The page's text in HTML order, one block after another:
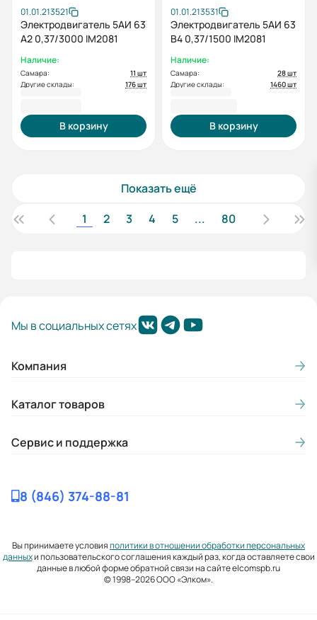
01.01.213521
Электродвигатель 5АИ 63
А2 0,37/3000 IM2081
Наличие:
Самара:
11 шт
Другие склады:
176 шт
В корзину
01.01.213531
Электродвигатель 5АИ 63
В4 0,37/1500 IM2081
Наличие:
Самара:
28 шт
Другие склады:
1460 шт
В корзину
Показать ещё
1
2 3 4 5 ... 80
Мы в социальных сетях
Компания
Каталог товаров
Сервис и поддержка
8 (846) 374-88-81
Вы принимаете условияполитики в отношении обработки персональных
данныхи пользовательского соглашения каждый раз, когда оставляете свои
данные в любой форме обратной связи на сайте elcomspb.ru
© 1998–2026 ООО «Элком».